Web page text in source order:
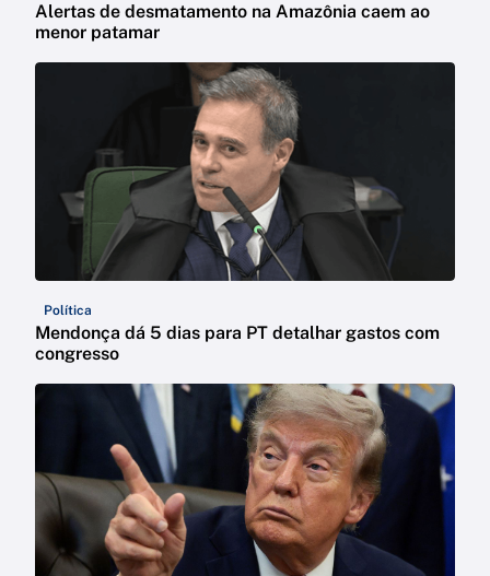
Alertas de desmatamento na Amazônia caem ao
menor patamar
Política
Mendonça dá 5 dias para PT detalhar gastos com
congresso